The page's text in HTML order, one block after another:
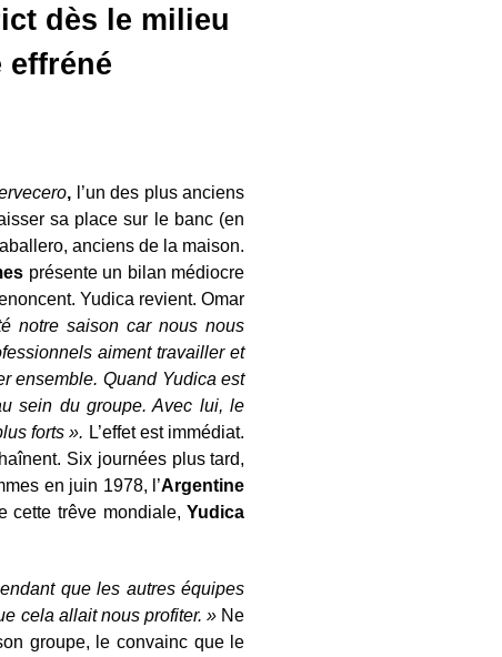
dès le milieu
, l’un des plus anciens
sa place sur le banc (en
anciens de la maison.
présente un bilan médiocre
Yudica revient. Omar
notre saison car nous nous
aiment travailler et
ensemble. Quand Yudica est
sein du groupe. Avec lui, le
forts ». L’effet est immédiat.
Six journées plus tard,
en juin 1978, l’Argentine
cette trêve mondiale,Yudica
que les autres équipes
cela allait nous profiter. » Ne
groupe, le convainc que le